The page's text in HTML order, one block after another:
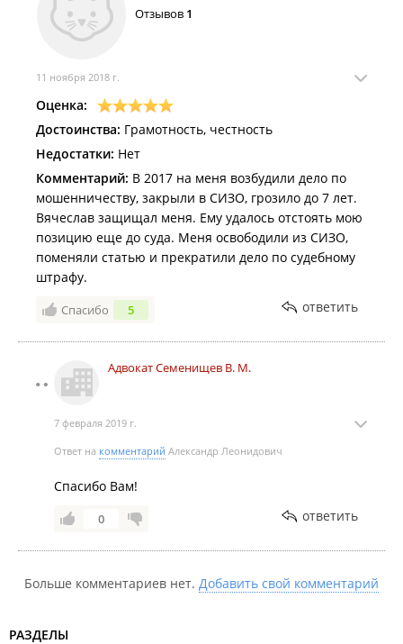
Отзывов 1
11 ноября 2018 г.
Оценка:
Достоинства: Грамотность, честность
Недостатки: Нет
Комментарий: В 2017 на меня возбудили дело по
мошенничеству, закрыли в СИЗО, грозило до 7 лет.
Вячеслав защищал меня. Ему удалось отстоять мою
позицию еще до суда. Меня освободили из СИЗО,
поменяли статью и прекратили дело по судебному
штрафу.
Спасибо 5 ответить
Адвокат Семенищев В. М.
7 февраля 2019 г.
Ответ на комментарий Александр Леонидович
Спасибо Вам!
0 ответить
Больше комментариев нет. Добавить свой комментарий
РАЗДЕЛЫ